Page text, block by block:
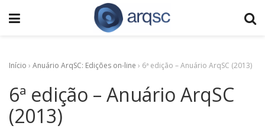
Início › Anuário ArqSC: Edições on-line › 6ª edição – Anuário ArqSC (2013)
6ª edição – Anuário ArqSC
(2013)